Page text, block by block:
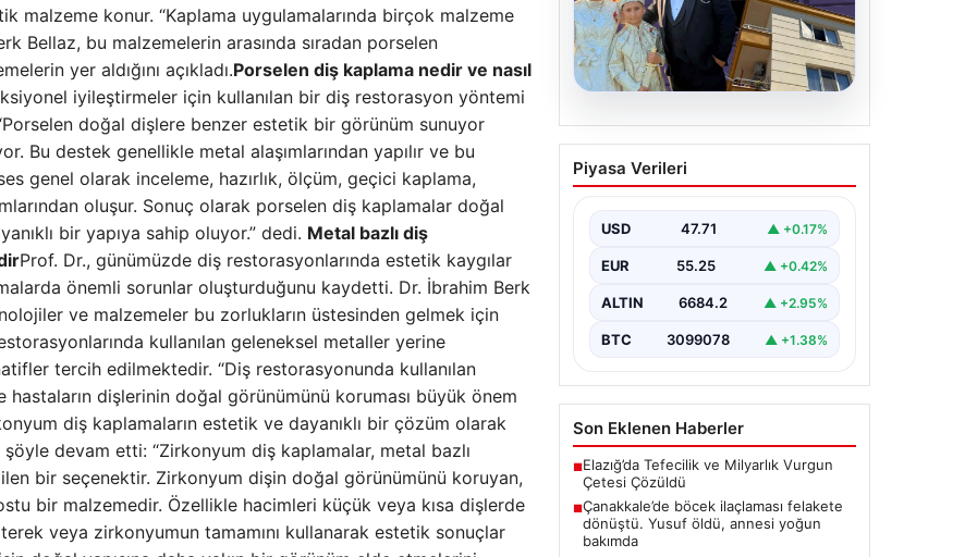
malzeme konur. “Kaplama uygulamalarında birçok malzeme
Bellaz, bu malzemelerin arasında sıradan porselen
yer aldığını açıkladı.Porselen diş kaplama nedir ve nasıl
iyileştirmeler için kullanılan bir diş restorasyon yöntemi
doğal dişlere benzer estetik bir görünüm sunuyor
Bu destek genellikle metal alaşımlarından yapılır ve bu
genel olarak inceleme, hazırlık, ölçüm, geçici kaplama,
oluşur. Sonuç olarak porselen diş kaplamalar doğal
bir yapıya sahip oluyor.” dedi. Metal bazlı diş
Prof. Dr., günümüzde diş restorasyonlarında estetik kaygılar
önemli sorunlar oluşturduğunu kaydetti. Dr. İbrahim Berk
ve malzemeler bu zorlukların üstesinden gelmek için
kullanılan geleneksel metaller yerine
tercih edilmektedir. “Diş restorasyonunda kullanılan
dişlerinin doğal görünümünü koruması büyük önem
diş kaplamaların estetik ve dayanıklı bir çözüm olarak
şöyle devam etti: “Zirkonyum diş kaplamalar, metal bazlı
bir seçenektir. Zirkonyum dişin doğal görünümünü koruyan,
bir malzemedir. Özellikle hacimleri küçük veya kısa dişlerde
veya zirkonyumun tamamını kullanarak estetik sonuçlar
06.08.2026
Çanakkale’de böcek
ilaçlaması felakete
annesi yoğun bakımda
Piyasa Verileri
USD 47.71 ▲ +0.17%
EUR 55.25 ▲ +0.42%
ALTIN 6684.2 ▲ +2.95%
BTC 3099078 ▲ +1.38%
Son Eklenen Haberler
■Elazığ’da Tefecilik ve Milyarlık Vurgun
Çetesi Çözüldü
■Çanakkale’de böcek ilaçlaması felakete
dönüştü. Yusuf öldü, annesi yoğun
bakımda